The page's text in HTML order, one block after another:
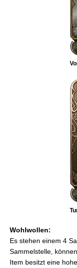
Wohlwollen:
Es stehen einem 4
Sammelstelle,
Item besitzt eine